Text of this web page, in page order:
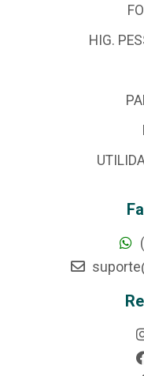
HIG.